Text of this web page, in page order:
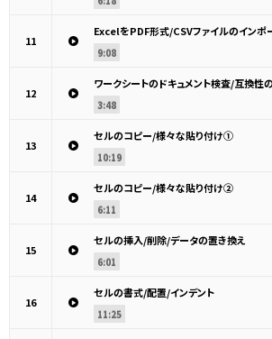
11
ExcelをPDF形式/CSVファイルのインポ
9:08
12
ワークシートのドキュメント検査/互換性
3:48
13
セルのコピー/様々な貼り付け①
10:19
14
セルのコピー/様々な貼り付け②
6:11
15
セルの挿入/削除/データの置き換え
6:01
16
セルの書式/配置/インデント
11:25